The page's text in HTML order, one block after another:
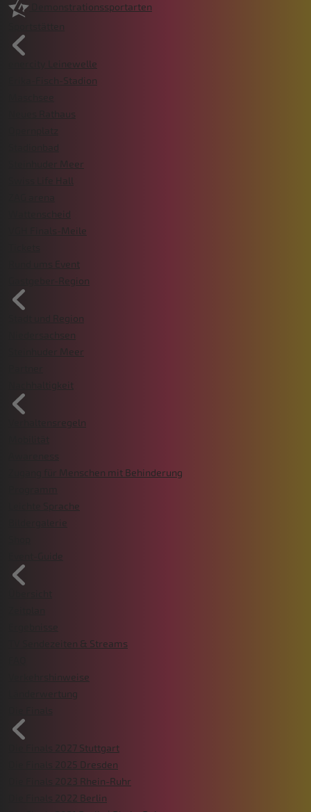
Demonstrationssportarten
Sportstätten
enercity Leinewelle
Erika-Fisch-Stadion
Neues Rathaus
Steinhuder Meer
Swiss Life Hall
Wattenscheid
VGH Finals-Meile
Rund ums Event
Gastgeber-Region
Stadt und Region
Niedersachsen
Steinhuder Meer
Nachhaltigkeit
Verhaltensregeln
Zugang für Menschen mit Behinderung
Leichte Sprache
Bildergalerie
TV Sendezeiten & Streams
Verkehrshinweise
Länderwertung
Die Finals 2027 Stuttgart
Die Finals 2025 Dresden
Die Finals 2023 Rhein-Ruhr
Die Finals 2022 Berlin